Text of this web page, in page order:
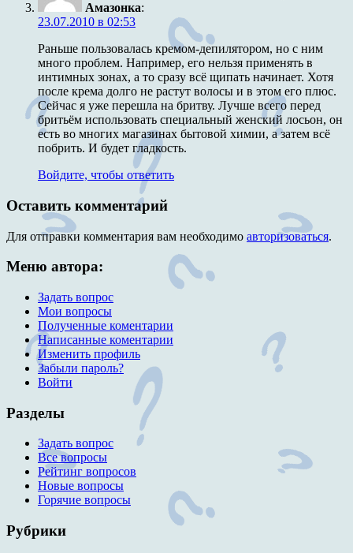
Амазонка:
23.07.2010 в 02:53
Раньше пользовалась кремом-депилятором, но с ним
много проблем. Например, его нельзя применять в
интимных зонах, а то сразу всё щипать начинает. Хотя
после крема долго не растут волосы и в этом его плюс.
Сейчас я уже перешла на бритву. Лучше всего перед
бритьём использовать специальный женский лосьон, он
есть во многих магазинах бытовой химии, а затем всё
побрить. И будет гладкость.
Войдите, чтобы ответить
Оставить комментарий
Для отправки комментария вам необходимо авторизоваться.
Меню автора:
Задать вопрос
Мои вопросы
Полученные коментарии
Написанные коментарии
Изменить профиль
Забыли пароль?
Войти
Разделы
Задать вопрос
Все вопросы
Рейтинг вопросов
Новые вопросы
Горячие вопросы
Рубрики